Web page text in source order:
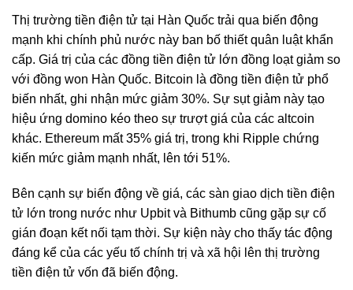
Thị trường tiền điện tử tại Hàn Quốc trải qua biến động
mạnh khi chính phủ nước này ban bố thiết quân luật khẩn
cấp. Giá trị của các đồng tiền điện tử lớn đồng loạt giảm so
với đồng won Hàn Quốc. Bitcoin là đồng tiền điện tử phổ
biến nhất, ghi nhận mức giảm 30%. Sự sụt giảm này tạo
hiệu ứng domino kéo theo sự trượt giá của các altcoin
khác. Ethereum mất 35% giá trị, trong khi Ripple chứng
kiến mức giảm mạnh nhất, lên tới 51%.
Bên cạnh sự biến động về giá, các sàn giao dịch tiền điện
tử lớn trong nước như Upbit và Bithumb cũng gặp sự cố
gián đoạn kết nối tạm thời. Sự kiện này cho thấy tác động
đáng kể của các yếu tố chính trị và xã hội lên thị trường
tiền điện tử vốn đã biến động.